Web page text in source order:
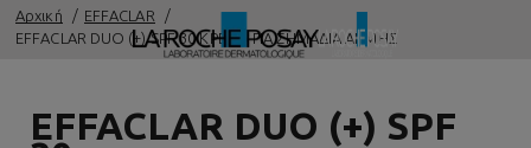
Αρχική
EFFACLAR
EFFACLAR DUO (+) SPF 30 ΚΡΕΜΑ ΓΙΑ ΣΗΜΑΔΙΑ ΑΚΜΗΣ
EFFACLAR DUO (+) SPF